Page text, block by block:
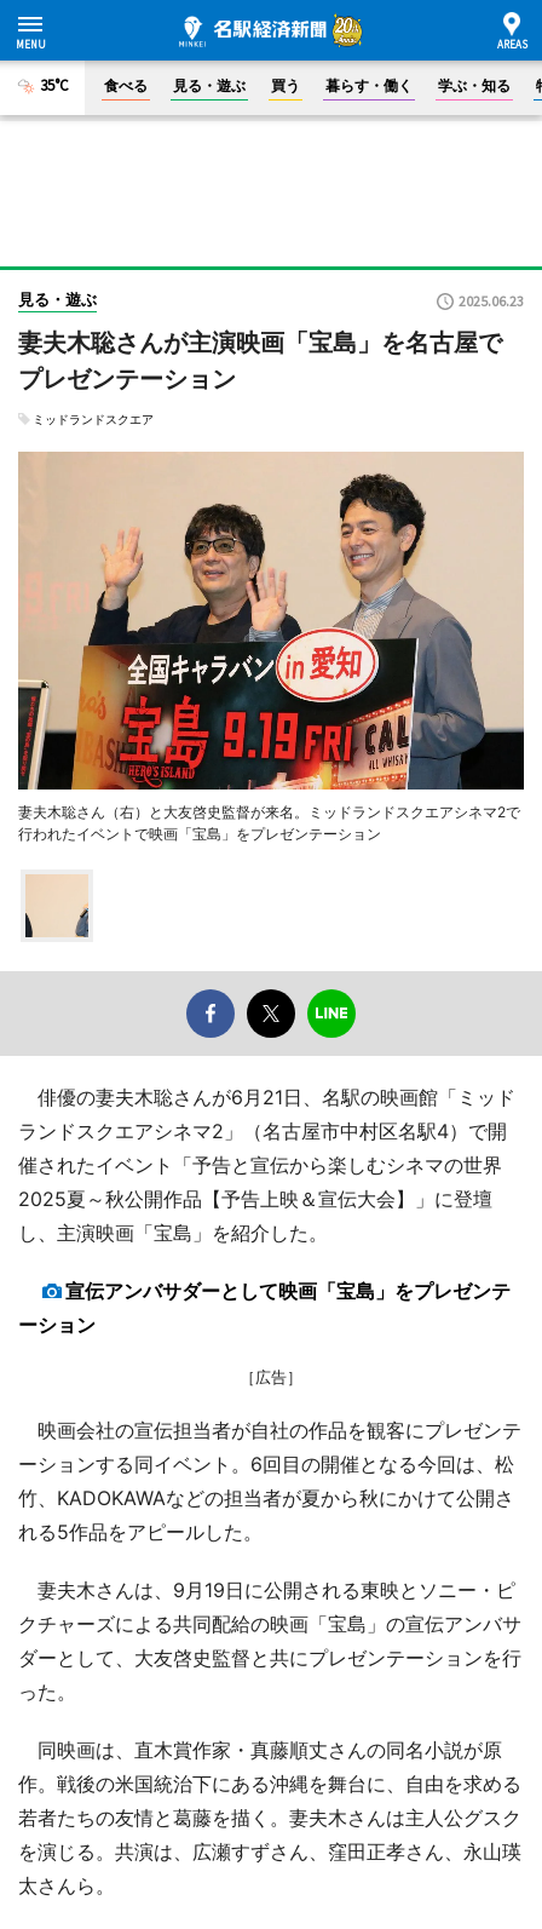
35°C 食べる 見る・遊ぶ 買う 暮らす・働く 学ぶ・知る
見る・遊ぶ 2025.06.23
妻夫木聡さんが主演映画「宝島」を名古屋で
プレゼンテーション
ミッドランドスクエア
妻夫木聡さん（右）と大友啓史監督が来名。ミッドランドスクエアシネマ2で
行われたイベントで映画「宝島」をプレゼンテーション
俳優の妻夫木聡さんが6月21日、名駅の映画館「ミッド
ランドスクエアシネマ2」（名古屋市中村区名駅4）で開
催されたイベント「予告と宣伝から楽しむシネマの世界
2025夏～秋公開作品【予告上映＆宣伝大会】」に登壇
し、主演映画「宝島」を紹介した。
宣伝アンバサダーとして映画「宝島」をプレゼンテ
ーション
［広告］
映画会社の宣伝担当者が自社の作品を観客にプレゼンテ
ーションする同イベント。6回目の開催となる今回は、松
竹、KADOKAWAなどの担当者が夏から秋にかけて公開さ
れる5作品をアピールした。
妻夫木さんは、9月19日に公開される東映とソニー・ピ
クチャーズによる共同配給の映画「宝島」の宣伝アンバサ
ダーとして、大友啓史監督と共にプレゼンテーションを行
った。
同映画は、直木賞作家・真藤順丈さんの同名小説が原
作。戦後の米国統治下にある沖縄を舞台に、自由を求める
若者たちの友情と葛藤を描く。妻夫木さんは主人公グスク
を演じる。共演は、広瀬すずさん、窪田正孝さん、永山瑛
太さんら。